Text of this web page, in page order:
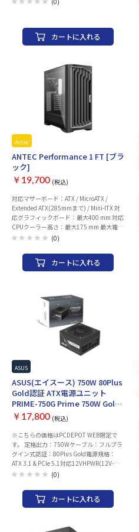
ープロファイル対応： LEDライティング
対応：○ PWM：○ コネクタ：4pin 材質：
ラジエーター：アルミニウム
カートに入れる
Antec
ANTEC Performance 1 FT [ブラ
ック]
￥19,700 (税込)
対応マザーボード：ATX / MicroATX /
Extended ATX(285mmまで) / Mini-ITX 対
応グラフィックボード：最大400 mm 対応
CPUクーラー高さ：最大175 mm 最大電源
長さ：ATX 245mmまで/HDDトレー取り外
ン：あり 本体サイズ（幅x高さx奥行）：
230x522x522 mm 本体重量：約12.55 kg
(0)
カートに入れる
ASUS
ASUS(エイスース) 750W 80Plus
Gold認証 ATX電源ユニット
PRIME-750G Prime 750W Gold
Black Edition
￥17,800 (税込)
※こちらの価格はPCDEPOT WEB限定で
す。 定格出力：750Wケーブル：フルプラ
グイン式認証：80Plus Gold電源規格：
ATX 3.1 & PCIe 5.1対応12VHPWR(12V-
2x6) 対応サイズ規格：ATX本体サイズ：
(0)
カートに入れる